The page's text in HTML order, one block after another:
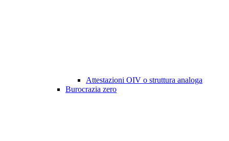
Attestazioni OIV o struttura analoga
Burocrazia zero